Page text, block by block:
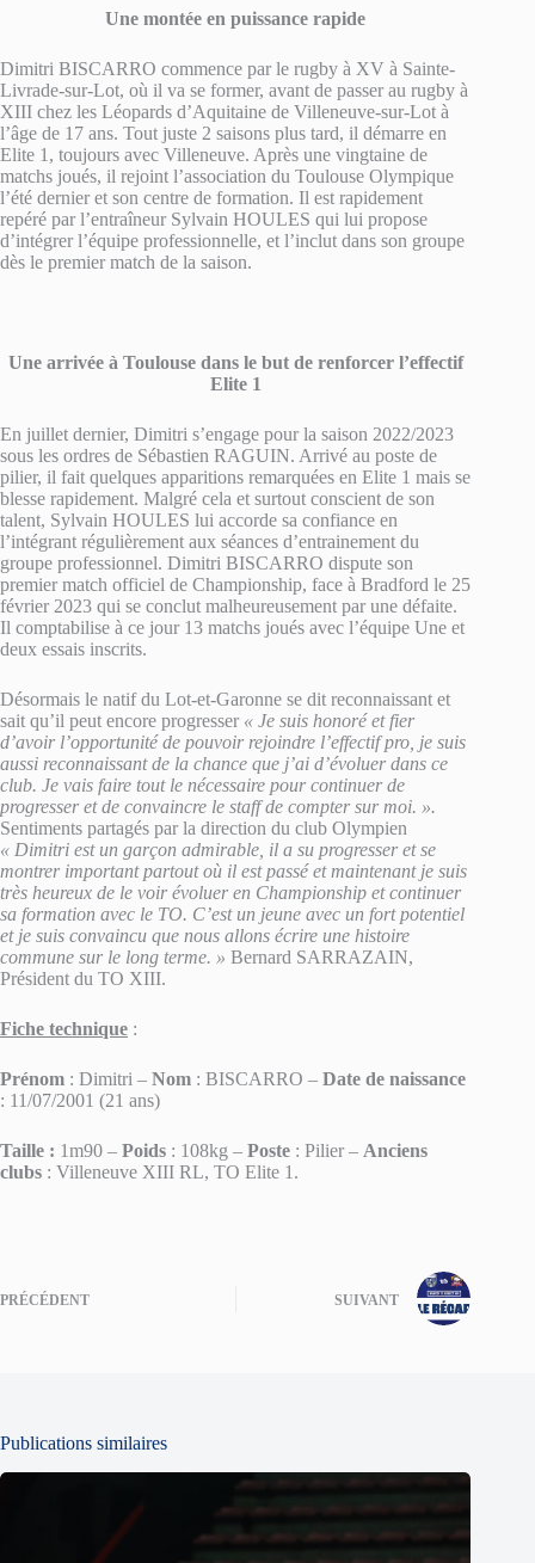
Une montée en puissance rapide
Dimitri BISCARRO commence par le rugby à XV à Sainte-
Livrade-sur-Lot, où il va se former, avant de passer au rugby à
XIII chez les Léopards d’Aquitaine de Villeneuve-sur-Lot à
l’âge de 17 ans. Tout juste 2 saisons plus tard, il démarre en
Elite 1, toujours avec Villeneuve. Après une vingtaine de
matchs joués, il rejoint l’association du Toulouse Olympique
l’été dernier et son centre de formation. Il est rapidement
repéré par l’entraîneur Sylvain HOULES qui lui propose
d’intégrer l’équipe professionnelle, et l’inclut dans son groupe
dès le premier match de la saison.
Une arrivée à Toulouse dans le but de renforcer l’effectif
Elite 1
En juillet dernier, Dimitri s’engage pour la saison 2022/2023
sous les ordres de Sébastien RAGUIN. Arrivé au poste de
pilier, il fait quelques apparitions remarquées en Elite 1 mais se
blesse rapidement. Malgré cela et surtout conscient de son
talent, Sylvain HOULES lui accorde sa confiance en
l’intégrant régulièrement aux séances d’entrainement du
groupe professionnel. Dimitri BISCARRO dispute son
premier match officiel de Championship, face à Bradford le 25
février 2023 qui se conclut malheureusement par une défaite.
Il comptabilise à ce jour 13 matchs joués avec l’équipe Une et
deux essais inscrits.
Désormais le natif du Lot-et-Garonne se dit reconnaissant et
sait qu’il peut encore progresser « Je suis honoré et fier
d’avoir l’opportunité de pouvoir rejoindre l’effectif pro, je suis
aussi reconnaissant de la chance que j’ai d’évoluer dans ce
club. Je vais faire tout le nécessaire pour continuer de
progresser et de convaincre le staff de compter sur moi. ».
Sentiments partagés par la direction du club Olympien
« Dimitri est un garçon admirable, il a su progresser et se
montrer important partout où il est passé et maintenant je suis
très heureux de le voir évoluer en Championship et continuer
sa formation avec le TO. C’est un jeune avec un fort potentiel
et je suis convaincu que nous allons écrire une histoire
commune sur le long terme. » Bernard SARRAZAIN,
Président du TO XIII.
Fiche technique :
Prénom : Dimitri – Nom : BISCARRO – Date de naissance
: 11/07/2001 (21 ans)
Taille : 1m90 – Poids : 108kg – Poste : Pilier – Anciens
clubs : Villeneuve XIII RL, TO Elite 1.
PRÉCÉDENT SUIVANT
Publications similaires